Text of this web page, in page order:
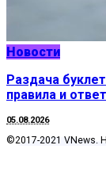
Новости
Раздача
правила и
05.08.2026
©2017-2021 VNews.